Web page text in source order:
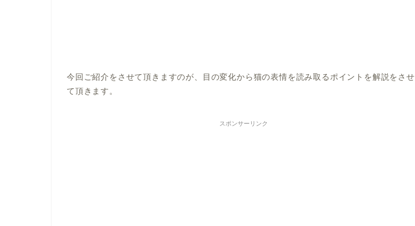
今回ご紹介をさせて頂きますのが、目の変化から猫の表情を読み取るポイントを解説をさせ
て頂きます。
スポンサーリンク